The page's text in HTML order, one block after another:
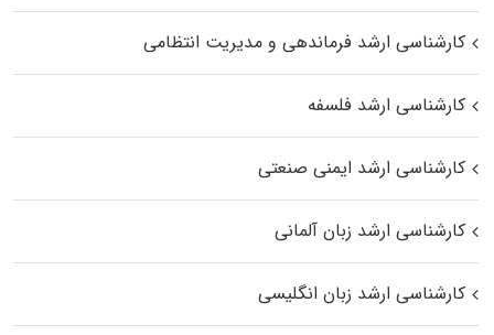
کارشناسی ارشد فرماندهی و مدیریت انتظامی
کارشناسی ارشد فلسفه
کارشناسی ارشد ایمنی صنعتی
کارشناسی ارشد زبان آلمانی
کارشناسی ارشد زبان انگلیسی